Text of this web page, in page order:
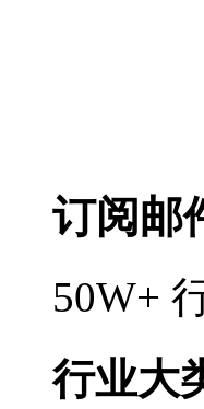
订阅邮
50W+
行业大